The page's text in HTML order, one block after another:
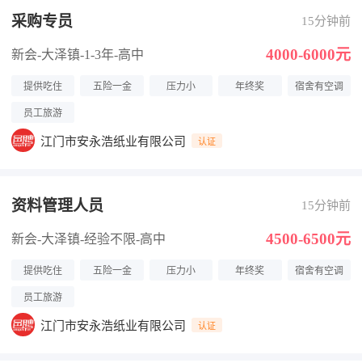
采购专员 15分钟前
新会-大泽镇-1-3年-高中 4000-6000元
提供吃住 五险一金 压力小 年终奖 宿舍有空调
员工旅游
江门市安永浩纸业有限公司 认证
资料管理人员 15分钟前
新会-大泽镇-经验不限-高中 4500-6500元
提供吃住 五险一金 压力小 年终奖 宿舍有空调
员工旅游
江门市安永浩纸业有限公司 认证